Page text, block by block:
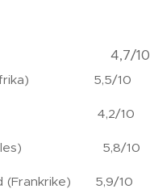
4,7/10
5,5/10
4,2/10
(Wales) 5,8/10
(Frankrike) 5,9/10